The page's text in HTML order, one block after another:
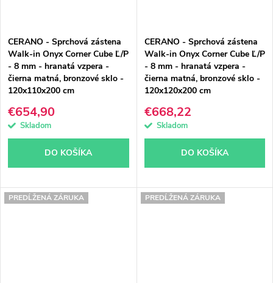
CERANO - Sprchová zástena
Walk-in Onyx Corner Cube Ľ/P
- 8 mm - hranatá vzpera -
čierna matná, bronzové sklo -
120x110x200 cm
€654,90
Skladom
DO KOŠÍKA
CERANO - Sprchová zástena
Walk-in Onyx Corner Cube Ľ/P
- 8 mm - hranatá vzpera -
čierna matná, bronzové sklo -
120x120x200 cm
€668,22
Skladom
DO KOŠÍKA
PREDĹŽENÁ ZÁRUKA PREDĹŽENÁ ZÁRUKA